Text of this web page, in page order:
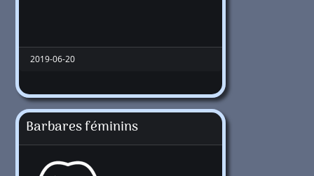
2019-06-20
Barbares féminins